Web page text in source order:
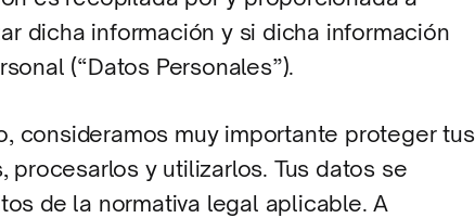
dicha información y si dicha información
(“Datos Personales”).
consideramos muy importante proteger tus
y utilizarlos. Tus datos se
de la normativa legal aplicable. A